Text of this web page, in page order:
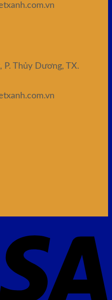
P. Thủy Dương, TX.